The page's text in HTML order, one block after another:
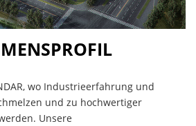
wo Industrieerfahrung und
und zu hochwertiger
Unsere